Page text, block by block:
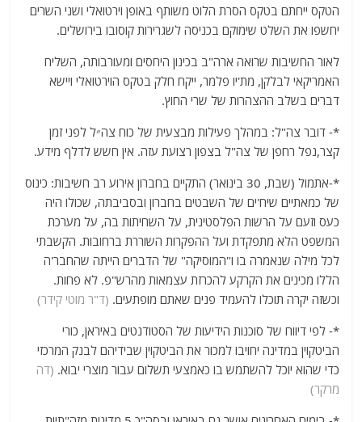
הטקס ייחתם בטקס הסרת הלוט משותף באופן וירטואלי ושני השרים
יחשפו את השלט שימוקם בכניסה לשגרירות קוסובו בירושלים.
לאור החשיבות שרואה ארה"ב בכינון היחסים ומעורבותה, השליח
האמריקאי לבלקן, מת'יו פלמר, ייקח חלק בטקס הוירטואלי ויישא
דברים בשלב ההצהרות של שרי החוץ.
*- דובר ‏צה"ל: במהלך פעילות מבצעית של כוח צה״ל לפני זמן
קצר,נפל רחפן של צה"ל בצפון רצועת עזה. אין חשש לדלף מידע.
*-אתמול (שבת, 30 בינואר) התקיים בחברון אירוע רב חשיבות: כינוס
של כמאתיים שיח'ים של השבטים בחברון ובסביבתה, שכולו היה
כעס וזעם על הרשות הפלסטינית, על השחיתות בה, על מערכת
המשפט הלא מתפקדת ועל ההפקרות השוררת ברחובות. הקשבתי
לכל מילה שנאמרה בו ו"המוסיקה" של הדברים הייתה שהחבר'ה
הללו מכינים את הקרקע להכרזת עצמאות מהרש"פ. לא פחות.
וכשזה יקרה תוכלו להעמיד פנים שאתם מופתעים. (ד"ר מוטי קידר)
*- לפי דיווח של סוכנות הידיעות של הסטודנטים באיראן, כורי
הביטקוין במדינה יחויבו למכור את הביטקוין שבידיהם לבנק המרכזי
כדי שהוא יוכל להשתמש בו כאמצעי תשלום עבור מוצרי יבוא. (דה
מרקר)